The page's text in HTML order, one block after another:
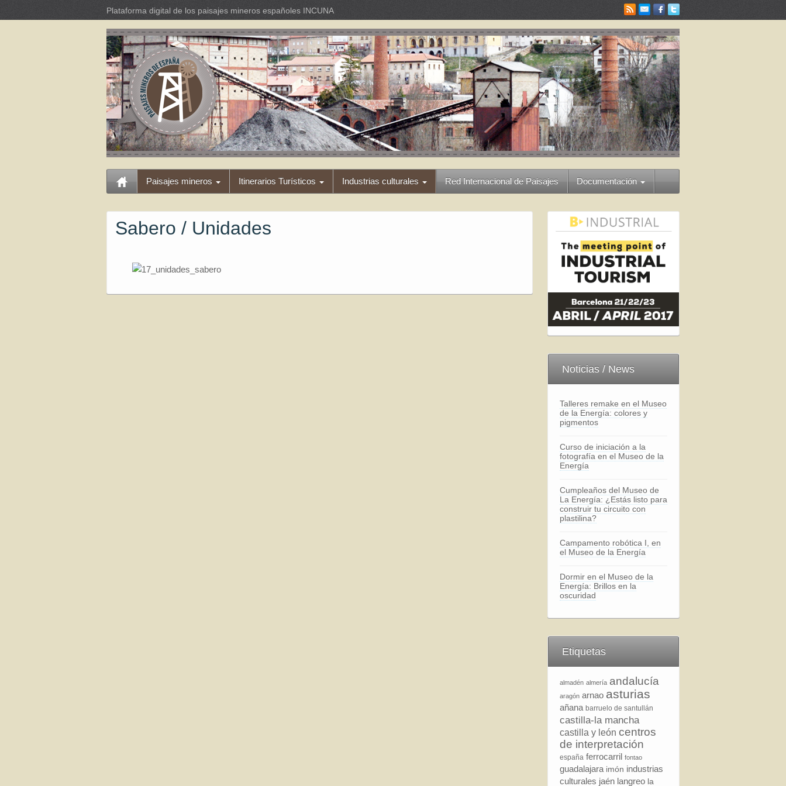
Plataforma digital de los paisajes mineros españoles INCUNA
Paisajes mineros Itinerarios Turísticos Industrias culturales Red Internacional de Paisajes Documentación
Sabero / Unidades
Noticias / News
Talleres remake en el Museo
de la Energía: colores y
pigmentos
Curso de iniciación a la
fotografía en el Museo de la
Energía
Cumpleaños del Museo de
La Energía: ¿Estás listo para
construir tu circuito con
plastilina?
Campamento robótica I, en
el Museo de la Energía
Dormir en el Museo de la
Energía: Brillos en la
oscuridad
Etiquetas
almadén almería andalucía
aragón arnao asturias
añana barruelo de santullán
castilla-la mancha
castilla y león centros
de interpretación
españa ferrocarril fontao
guadalajara imón industrias
culturales jaén langreo la